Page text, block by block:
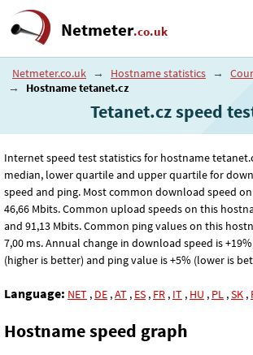
Netmeter.co.uk
Netmeter.co.uk → Hostname statistics →
→
Hostname tetanet.cz
Tetanet.cz speed
Internet speed test statistics for hostname
median, lower quartile and upper quartile for
speed and ping. Most common download speed
46,66 Mbits. Common upload speeds on this
and 91,13 Mbits. Common ping values on this
7,00 ms. Annual change in download speed is
(higher is better) and ping value is +5% (lower is
Language: NET , DE ,AT , ES , FR , IT , HU , PL ,SK ,
Hostname speed graph